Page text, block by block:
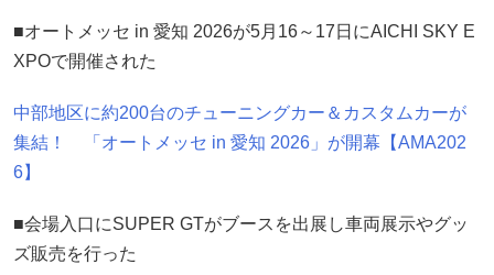
■オートメッセ in 愛知 2026が5月16～17日にAICHI SKY E
XPOで開催された
中部地区に約200台のチューニングカー＆カスタムカーが
集結！ 「オートメッセ in 愛知 2026」が開幕【AMA202
6】
■会場入口にSUPER GTがブースを出展し車両展示やグッ
ズ販売を行った